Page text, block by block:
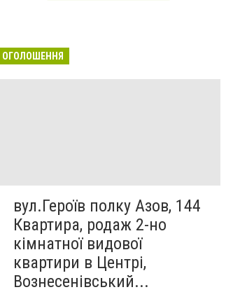
ОГОЛОШЕННЯ
вул.Героїв полку Азов, 144
Квартира, родаж 2-но
кімнатної видової
квартири в Центрі,
Вознесенівський...